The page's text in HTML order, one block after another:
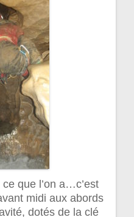
que l’on a…c’est
midi aux abords
dotés de la clé